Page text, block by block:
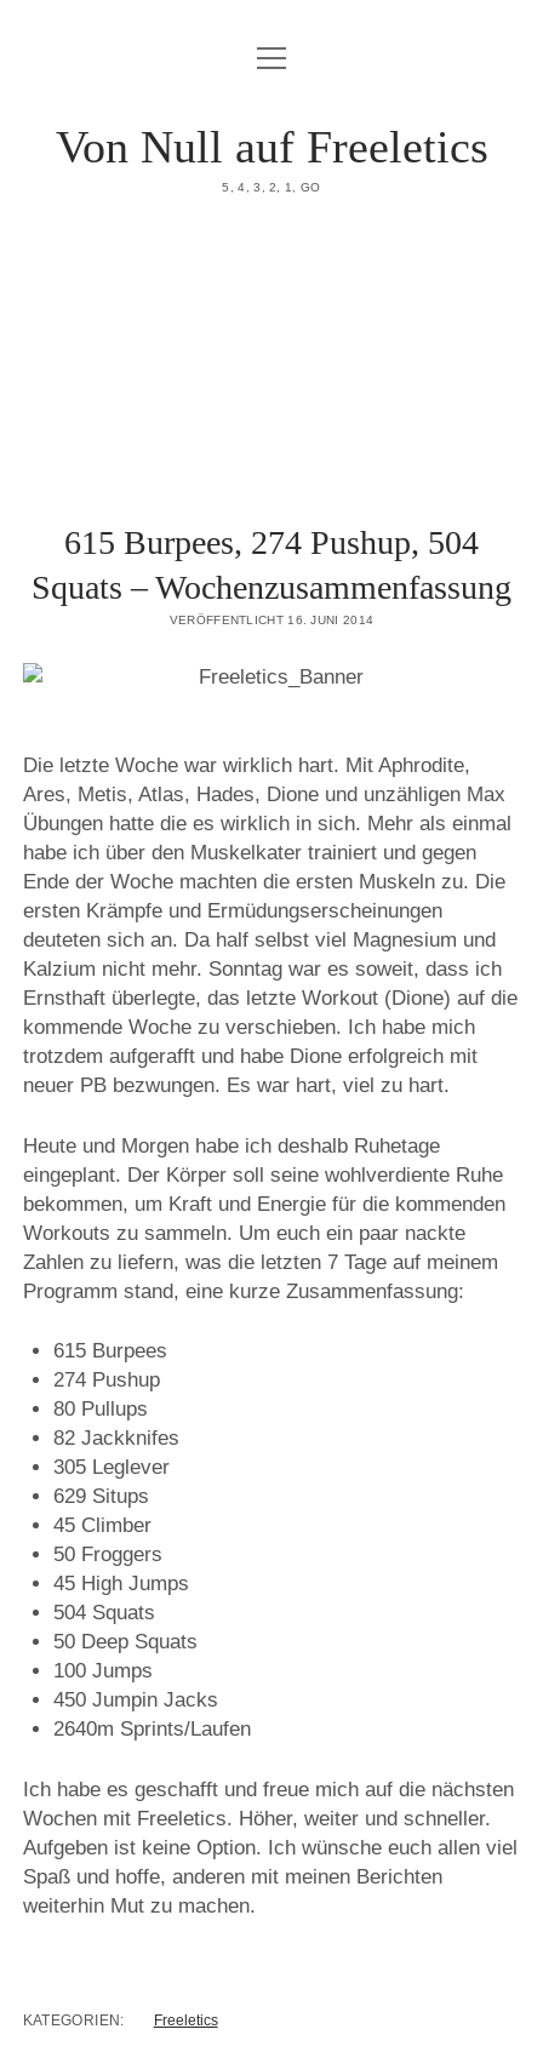
HOME
Menü
öffnen
Von Null auf Freeletics
5, 4, 3, 2, 1, GO
615 Burpees, 274 Pushup, 504
Squats – Wochenzusammenfassung
VERÖFFENTLICHT 16. JUNI 2014
Die letzte Woche war wirklich hart. Mit Aphrodite,
Ares, Metis, Atlas, Hades, Dione und unzähligen Max
Übungen hatte die es wirklich in sich. Mehr als einmal
habe ich über den Muskelkater trainiert und gegen
Ende der Woche machten die ersten Muskeln zu. Die
ersten Krämpfe und Ermüdungserscheinungen
deuteten sich an. Da half selbst viel Magnesium und
Kalzium nicht mehr. Sonntag war es soweit, dass ich
Ernsthaft überlegte, das letzte Workout (Dione) auf die
kommende Woche zu verschieben. Ich habe mich
trotzdem aufgerafft und habe Dione erfolgreich mit
neuer PB bezwungen. Es war hart, viel zu hart.
Heute und Morgen habe ich deshalb Ruhetage
eingeplant. Der Körper soll seine wohlverdiente Ruhe
bekommen, um Kraft und Energie für die kommenden
Workouts zu sammeln. Um euch ein paar nackte
Zahlen zu liefern, was die letzten 7 Tage auf meinem
Programm stand, eine kurze Zusammenfassung:
615 Burpees
274 Pushup
80 Pullups
82 Jackknifes
305 Leglever
629 Situps
45 Climber
50 Froggers
45 High Jumps
504 Squats
50 Deep Squats
100 Jumps
450 Jumpin Jacks
2640m Sprints/Laufen
Ich habe es geschafft und freue mich auf die nächsten
Wochen mit Freeletics. Höher, weiter und schneller.
Aufgeben ist keine Option. Ich wünsche euch allen viel
Spaß und hoffe, anderen mit meinen Berichten
weiterhin Mut zu machen.
KATEGORIEN: Freeletics